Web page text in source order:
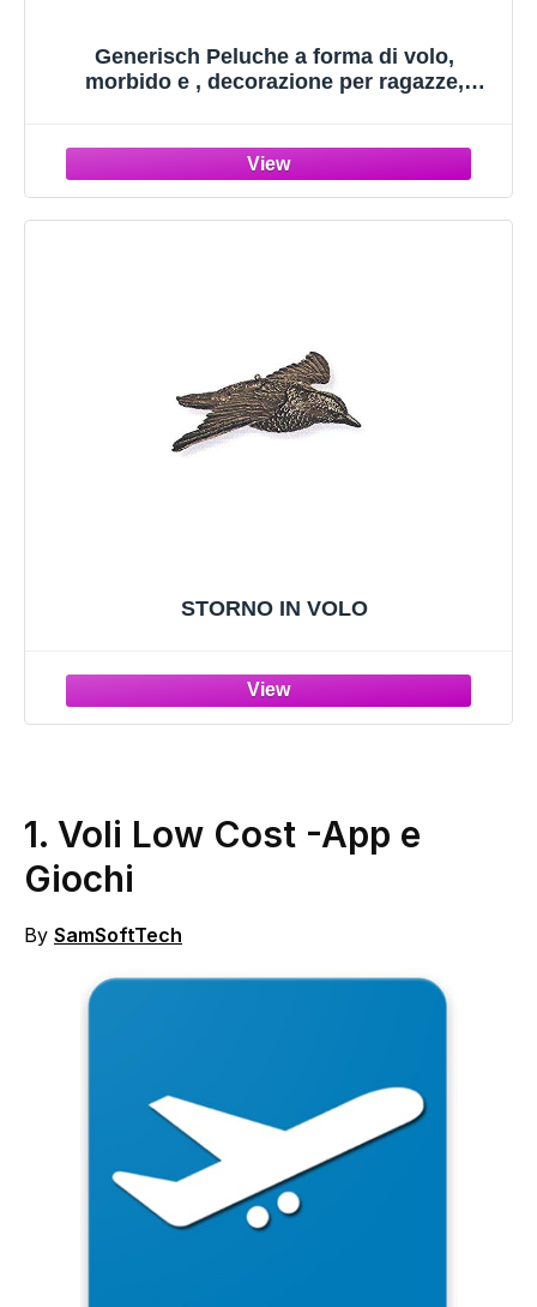
Generisch Peluche a forma di volo,
morbido e , decorazione per ragazze,
STORNO IN VOLO
1. Voli Low Cost -App e
Giochi
By SamSoftTech